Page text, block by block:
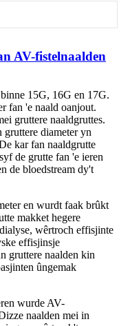
AV-fistelnaalden
15G, 16G en 17G.
fan 'e naald oanjout.
gruttere naaldgruttes.
gruttere diameter yn
kar fan naaldgrutte
de grutte fan 'e ieren
de bloedstream dy't
en wurdt faak brûkt
makket hegere
wêrtroch effisjinte
effisjinsje
gruttere naalden kin
ûngemak
wurde AV-
naalden mei in